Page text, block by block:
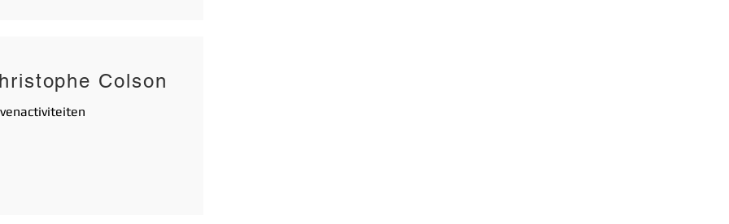
Colson